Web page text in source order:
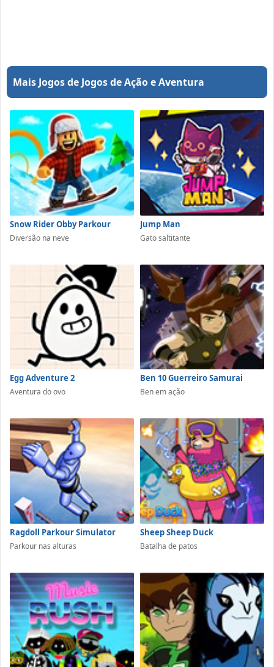
Mais Jogos de Jogos de Ação e Aventura
Snow Rider Obby Parkour
Diversão na neve
Jump Man
Gato saltitante
Egg Adventure 2
Aventura do ovo
Ben 10 Guerreiro Samurai
Ben em ação
Ragdoll Parkour Simulator
Parkour nas alturas
Sheep Sheep Duck
Batalha de patos